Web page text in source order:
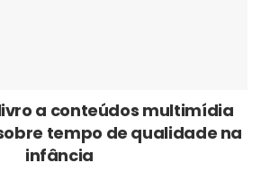
a conteúdos multimídia
tempo de qualidade na
infância